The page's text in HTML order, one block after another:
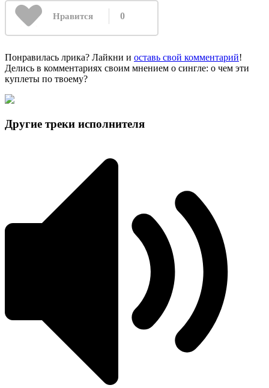
Нравится 0
Понравилась лрика? Лайкни и оставь свой комментарий!
Делись в комментариях своим мнением о сингле: о чем эти
куплеты по твоему?
Другие треки исполнителя